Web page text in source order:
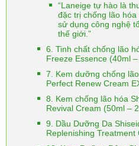
“Laneige tự hào là
đặc trị chống lão
sử dụng công nghệ
thế giới.”
6. Tinh chất chống lão
Freeze Essence (40ml
7. Kem dưỡng chống
Perfect Renew Cream
8. Kem chống lão hóa
Revival Cream (50ml –
9. Dầu Dưỡng Da
Replenishing